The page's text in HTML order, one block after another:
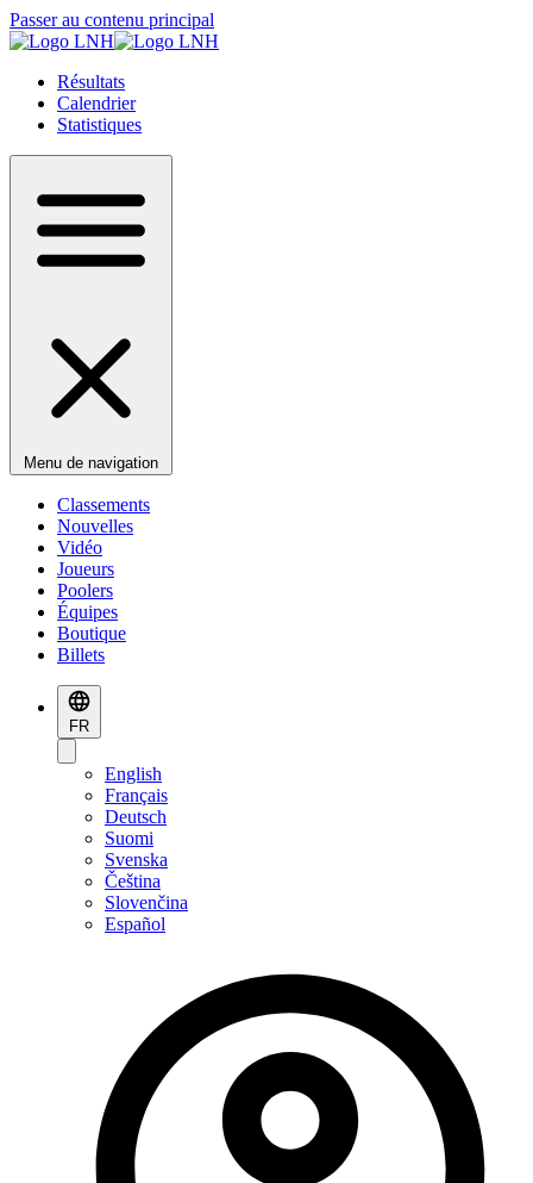
Passer au contenu principal
Résultats
Calendrier
Statistiques
Menu de navigation
Classements
Nouvelles
Vidéo
Joueurs
Poolers
Équipes
Boutique
Billets
FR
English
Français
Deutsch
Suomi
Svenska
Čeština
Slovenčina
Español